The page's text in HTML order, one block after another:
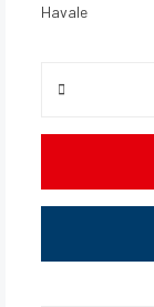
Havale